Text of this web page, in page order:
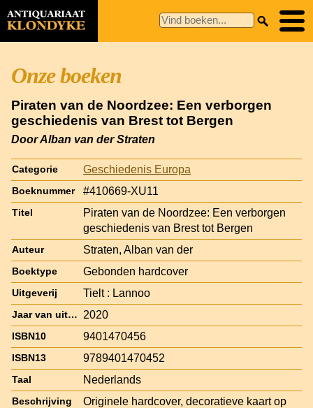
Onze boeken
Piraten van de Noordzee: Een verborgen
geschiedenis van Brest tot Bergen
Door Alban van der Straten
Categorie Geschiedenis Europa
Boeknummer #410669-XU11
Titel
Piraten van de Noordzee: Een verborgen
geschiedenis van Brest tot Bergen
Auteur Straten, Alban van der
Boektype Gebonden hardcover
Uitgeverij Tielt : Lannoo
Jaar van uitgave 2020
ISBN10 9401470456
ISBN13 9789401470452
Taal Nederlands
Beschrijving
Originele hardcover, decoratieve kaart op